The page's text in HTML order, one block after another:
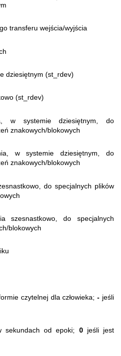
transferu wejścia/wyjścia
dziesiętnym (st_rdev)
(st_rdev)
w systemie dziesiętnym, do
znakowych/blokowych
w systemie dziesiętnym, do
znakowych/blokowych
do specjalnych plików
szesnastkowo, do specjalnych
blokowych
czytelnej dla człowieka;- jeśli
sekundach od epoki; 0jeśli jest